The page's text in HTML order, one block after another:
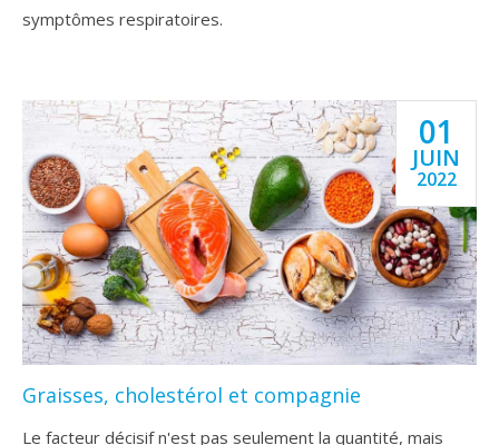
symptômes respiratoires.
01
JUIN
2022
Graisses, cholestérol et compagnie
Le facteur décisif n'est pas seulement la quantité, mais